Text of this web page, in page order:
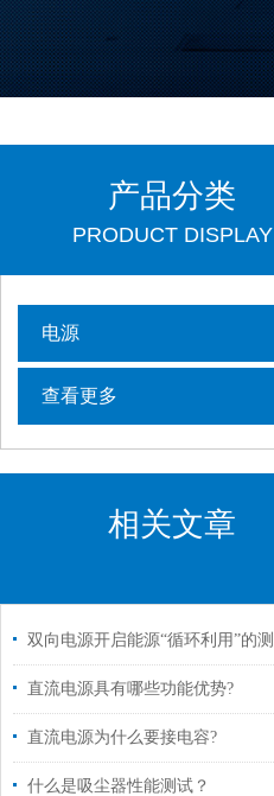
产品分类
PRODUCT DISPLAY
电源
查看更多
相关文章
直流电源具有哪些功能优势?
直流电源为什么要接电容?
什么是吸尘器性能测试？